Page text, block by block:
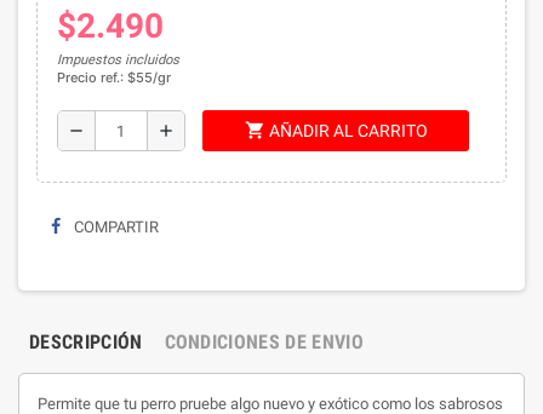
$2.490
Impuestos incluidos
Precio ref.: $55/gr
remove add shopping_cart AÑADIR AL CARRITO
COMPARTIR
DESCRIPCIÓN CONDICIONES DE ENVIO
Permite que tu perro pruebe algo nuevo y exótico como los sabrosos